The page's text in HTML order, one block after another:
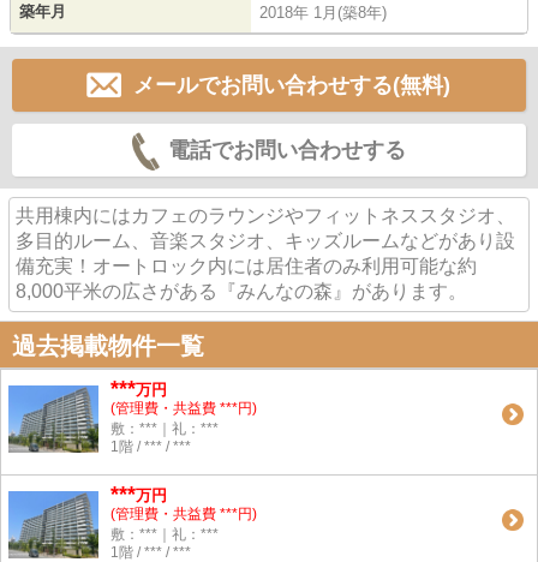
築年月 2018年 1月(築8年)
メールでお問い合わせする(無料)
電話でお問い合わせする
共用棟内にはカフェのラウンジやフィットネススタジオ、
多目的ルーム、音楽スタジオ、キッズルームなどがあり設
備充実！オートロック内には居住者のみ利用可能な約
8,000平米の広さがある『みんなの森』があります。
過去掲載物件一覧
***万円
(管理費・共益費 ***円)
敷：***｜礼：***
1階 / *** / ***
***万円
(管理費・共益費 ***円)
敷：***｜礼：***
1階 / *** / ***